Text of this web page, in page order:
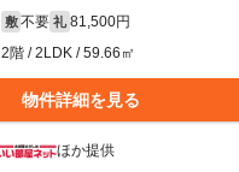
敷 不要 礼 81,500円
2階 / 2LDK / 59.66㎡
物件詳細を見る
ほか提供